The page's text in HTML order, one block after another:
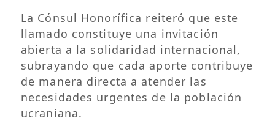
La Cónsul Honorífica reiteró que este
llamado constituye una invitación
abierta a la solidaridad internacional,
subrayando que cada aporte contribuye
de manera directa a atender las
necesidades urgentes de la población
ucraniana.